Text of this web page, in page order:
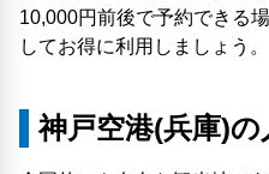
10,000円前後で予約できる
してお得に利用しましょう。
神戸空港(兵庫)の